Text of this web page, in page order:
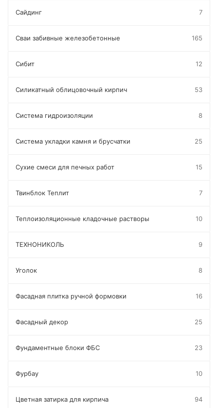
Сайдинг 7
Сваи забивные железобетонные 165
Сибит 12
Силикатный облицовочный кирпич 53
Система гидроизоляции 8
Система укладки камня и брусчатки 25
Сухие смеси для печных работ 15
Твинблок Теплит 7
Теплоизоляционные кладочные растворы 10
ТЕХНОНИКОЛЬ 9
Уголок 8
Фасадная плитка ручной формовки 16
Фасадный декор 25
Фундаментные блоки ФБС 23
Фурбау 10
Цветная затирка для кирпича 94